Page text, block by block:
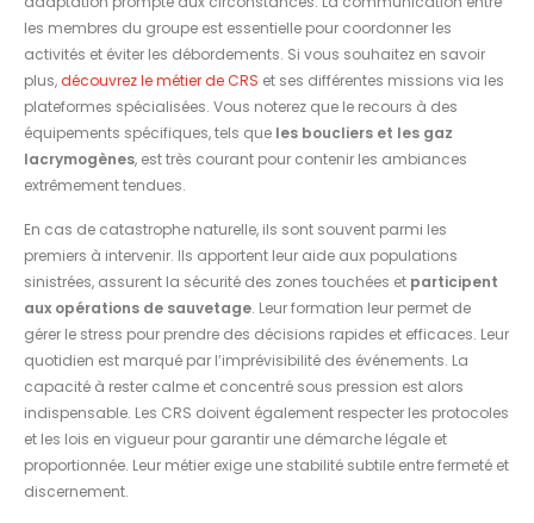
les membres du groupe est essentielle pour coordonner les
activités et éviter les débordements. Si vous souhaitez en savoir
plus,découvrez le métier de CRS et ses différentes missions via les
plateformes spécialisées. Vous noterez que le recours à des
équipements spécifiques, tels que les boucliers et les gaz
lacrymogènes, est très courant pour contenir les ambiances
extrêmement tendues.
En cas de catastrophe naturelle, ils sont souvent parmi les
premiers à intervenir. Ils apportent leur aide aux populations
sinistrées, assurent la sécurité des zones touchées et participent
aux opérations de sauvetage. Leur formation leur permet de
gérer le stress pour prendre des décisions rapides et efficaces. Leur
quotidien est marqué par l’imprévisibilité des événements. La
capacité à rester calme et concentré sous pression est alors
indispensable. Les CRS doivent également respecter les protocoles
et les lois en vigueur pour garantir une démarche légale et
proportionnée. Leur métier exige une stabilité subtile entre fermeté et
discernement.